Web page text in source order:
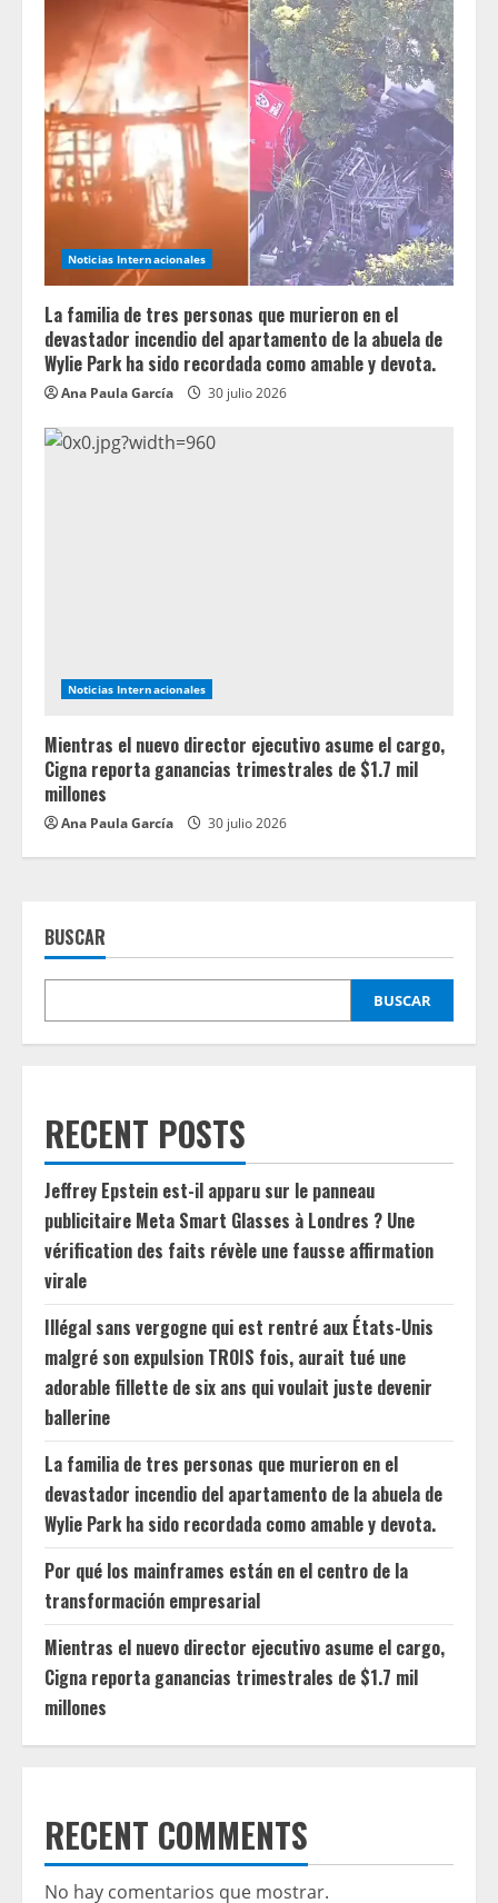
Noticias Internacionales
La familia de tres personas que murieron en el
devastador incendio del apartamento de la abuela de
Wylie Park ha sido recordada como amable y devota.
Ana Paula García 30 julio 2026
Noticias Internacionales
Mientras el nuevo director ejecutivo asume el cargo,
Cigna reporta ganancias trimestrales de $1.7 mil
millones
Ana Paula García 30 julio 2026
BUSCAR
BUSCAR
RECENT POSTS
Jeffrey Epstein est-il apparu sur le panneau
publicitaire Meta Smart Glasses à Londres ? Une
vérification des faits révèle une fausse affirmation
virale
Illégal sans vergogne qui est rentré aux États-Unis
malgré son expulsion TROIS fois, aurait tué une
adorable fillette de six ans qui voulait juste devenir
ballerine
La familia de tres personas que murieron en el
devastador incendio del apartamento de la abuela de
Wylie Park ha sido recordada como amable y devota.
Por qué los mainframes están en el centro de la
transformación empresarial
Mientras el nuevo director ejecutivo asume el cargo,
Cigna reporta ganancias trimestrales de $1.7 mil
millones
RECENT COMMENTS
No hay comentarios que mostrar.